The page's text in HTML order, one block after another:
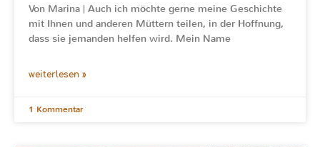
Von Marina | Auch ich möchte gerne meine Geschichte
mit Ihnen und anderen Müttern teilen, in der Hoffnung,
dass sie jemanden helfen wird. Mein Name
weiterlesen »
1 Kommentar